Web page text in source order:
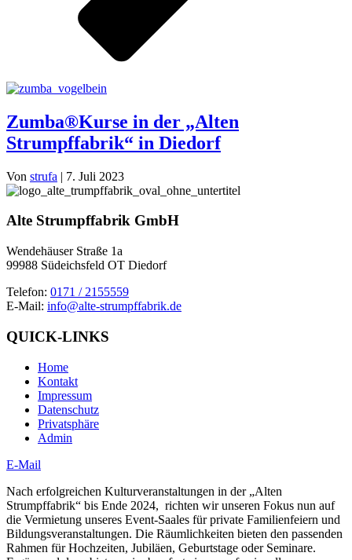
Zumba®Kurse in der „Alten
Strumpffabrik“ in Diedorf
Von strufa | 7. Juli 2023
Alte Strumpffabrik GmbH
Wendehäuser Straße 1a
99988 Südeichsfeld OT Diedorf
Telefon: 0171 / 2155559
E-Mail: info@alte-strumpffabrik.de
QUICK-LINKS
Home
Kontakt
Impressum
Datenschutz
Privatsphäre
Admin
E-Mail
Nach erfolgreichen Kulturveranstaltungen in der „Alten
Strumpffabrik“ bis Ende 2024, richten wir unseren Fokus nun auf
die Vermietung unseres Event-Saales für private Familienfeiern und
Bildungsveranstaltungen. Die Räumlichkeiten bieten den passenden
Rahmen für Hochzeiten, Jubiläen, Geburtstage oder Seminare.